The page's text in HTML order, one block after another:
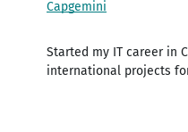
Capgemini
Started my IT career in
international projects for